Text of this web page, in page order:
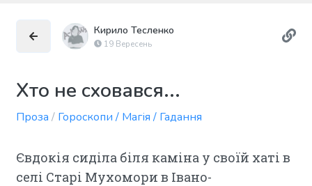
Кирило Тесленко
19 Вересень
Хто не сховався...
Проза / Гороскопи / Магія / Гадання
Євдокія сиділа біля каміна у своїй хаті в
селі Старі Мухомори в Івано-